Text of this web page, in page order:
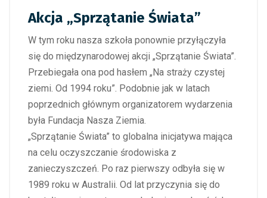
Akcja „Sprzątanie Świata”
W tym roku nasza szkoła ponownie przyłączyła
się do międzynarodowej akcji „Sprzątanie Świata”.
Przebiegała ona pod hasłem „Na straży czystej
ziemi. Od 1994 roku”. Podobnie jak w latach
poprzednich głównym organizatorem wydarzenia
była Fundacja Nasza Ziemia.
„Sprzątanie Świata” to globalna inicjatywa mająca
na celu oczyszczanie środowiska z
zanieczyszczeń. Po raz pierwszy odbyła się w
1989 roku w Australii. Od lat przyczynia się do